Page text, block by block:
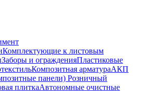
Комплектующие к листовым
Заборы и огражденияПластиковые
Композитная арматураАКП
панели) Розничный
плиткаАвтономные очистные